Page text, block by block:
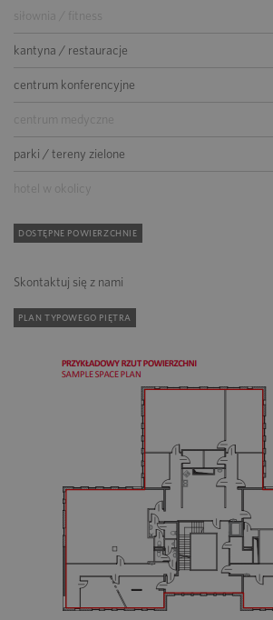
siłownia / fitness
kantyna / restauracje
centrum konferencyjne
centrum medyczne
parki / tereny zielone
hotel w okolicy
DOSTĘPNE POWIERZCHNIE
Skontaktuj się z nami
PLAN TYPOWEGO PIĘTRA